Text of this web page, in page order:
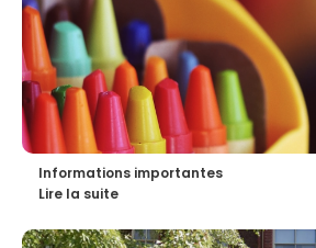
Informations importantes
Lire la suite